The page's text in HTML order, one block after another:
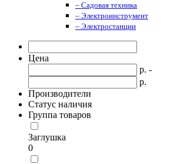
– Садовая техника
– Электроинструмент
– Электростанции
Цена
р. -
р.
Производители
Статус наличия
Группа товаров
Заглушка
0